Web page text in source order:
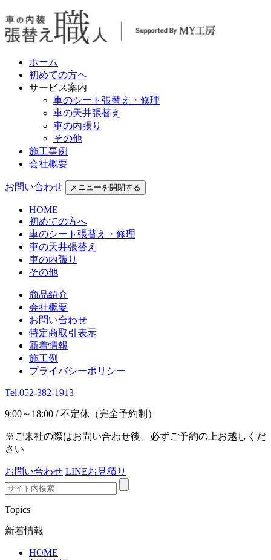
ホーム
初めての方へ
サービス案内
車のシート張替え・修理
車の天井張替え
車の内張り
その他
施工事例
会社概要
お問い合わせ メニューを開閉する
HOME
初めての方へ
車のシート張替え・修理
車の天井張替え
車の内張り
その他
商品紹介
会社概要
お問い合わせ
特定商取引表示
新着情報
施工例
プライバシーポリシー
Tel.052-382-1913
9:00～18:00 / 不定休（完全予約制）
※ご来社の際はお問い合わせ後、必ずご予約の上お越しくだ
さい
お問い合わせ LINEお見積り
Topics
新着情報
HOME